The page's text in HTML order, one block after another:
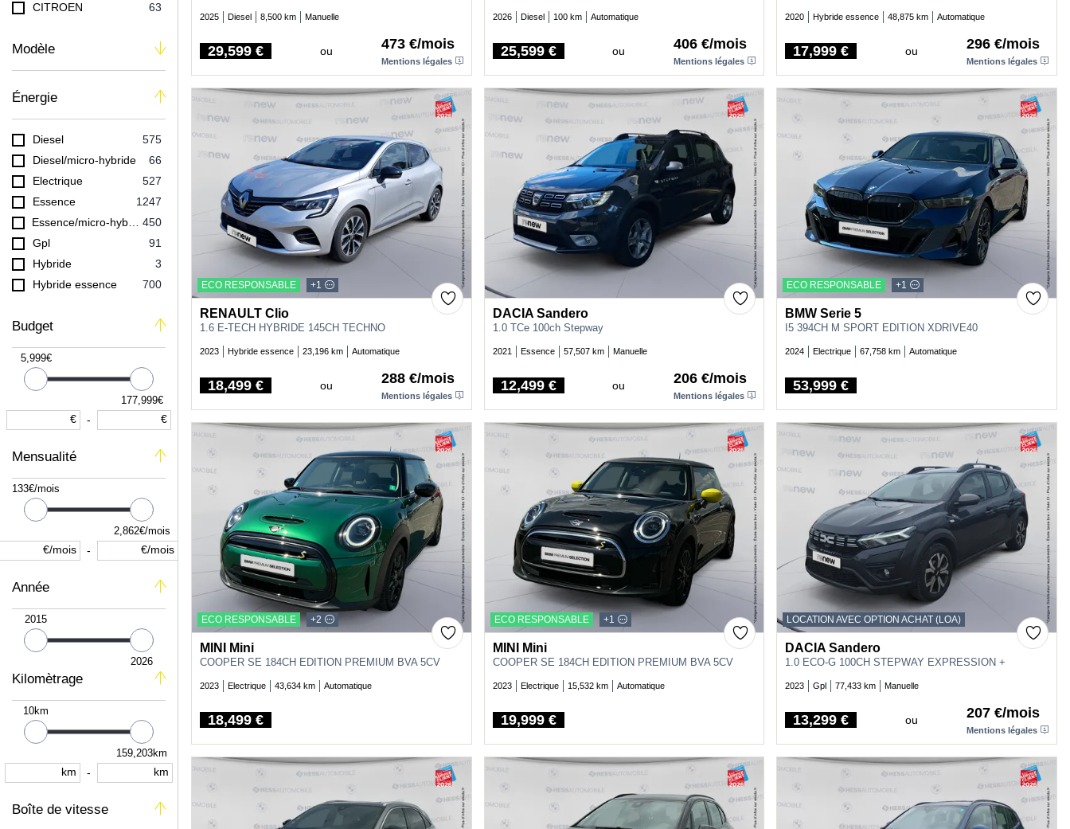
CITROEN
63
DACIA
257
DS
18
FIAT
189
4
MG MOTOR
MINI
111
1
NISSAN
166
PEUGEOT
617
PORSCHE
RENAULT
914
SEAT
SKODA
9
SUZUKI
22
TOYOTA
322
VOLKSWAGEN
34
VOLVO
47
Modèle
Énergie
Diesel
575
Diesel/micro-hybride
66
Electrique
527
Essence
1247
450
Gpl
91
Hybride
3
Hybride essence
700
300
Budget
5,999€
177,999€
€ - €
Mensualité
133€/mois
2,862€/mois
€/mois - €/mois
Année
2015
2026
Kilomètrage
10km
159,203km
km - km
Boîte de vitesse
2025 Diesel 8,500 km Manuelle
Price
29,599 € ou 473 €/mois
Mentions légales
2026 Diesel 100 km Automatique
Price
25,599 € ou 406 €/mois
Mentions légales
2020 Hybride essence 48,875 km Automatique
Price
17,999 € ou 296 €/mois
Mentions légales
ECO RESPONSABLE +1
RENAULT Clio
1.6 E-TECH HYBRIDE 145CH TECHNO
2023 Hybride essence 23,196 km Automatique
Price
18,499 € ou 288 €/mois
Mentions légales
DACIA Sandero
1.0 TCe 100ch Stepway
2021 Essence 57,507 km Manuelle
Price
12,499 € ou 206 €/mois
Mentions légales
ECO RESPONSABLE +1
BMW Serie 5
I5 394CH M SPORT EDITION XDRIVE40
2024 Electrique 67,758 km Automatique
Price
53,999 €
ECO RESPONSABLE +2
MINI Mini
COOPER SE 184CH EDITION PREMIUM BVA 5CV
2023 Electrique 43,634 km Automatique
Price
18,499 €
ECO RESPONSABLE +1
MINI Mini
COOPER SE 184CH EDITION PREMIUM BVA 5CV
2023 Electrique 15,532 km Automatique
Price
19,999 €
LOCATION AVEC OPTION ACHAT (LOA)
DACIA Sandero
1.0 ECO-G 100CH STEPWAY EXPRESSION +
2023 Gpl 77,433 km Manuelle
Price
13,299 € ou 207 €/mois
Mentions légales